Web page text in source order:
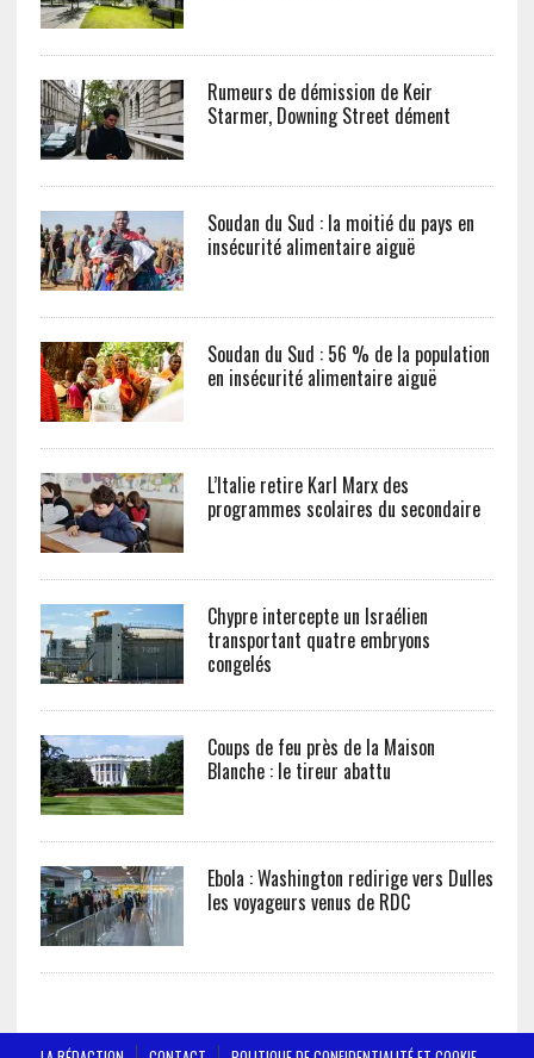
Rumeurs de démission de Keir
Starmer, Downing Street dément
Soudan du Sud : la moitié du pays en
insécurité alimentaire aiguë
Soudan du Sud : 56 % de la population
en insécurité alimentaire aiguë
L’Italie retire Karl Marx des
programmes scolaires du secondaire
Chypre intercepte un Israélien
transportant quatre embryons
congelés
Coups de feu près de la Maison
Blanche : le tireur abattu
Ebola : Washington redirige vers Dulles
les voyageurs venus de RDC